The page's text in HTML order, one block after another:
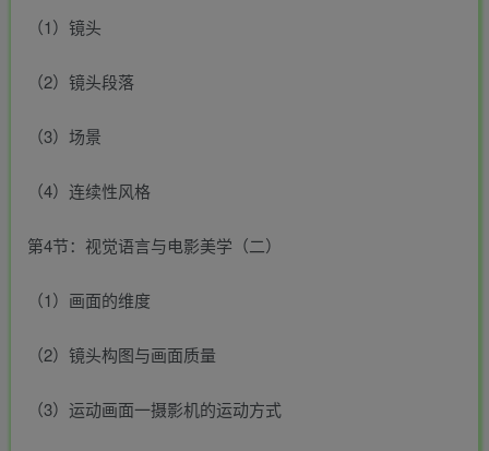
（1）镜头
（2）镜头段落
（3）场景
（4）连续性风格
第4节：视觉语言与电影美学（二）
（1）画面的维度
（2）镜头构图与画面质量
（3）运动画面一摄影机的运动方式